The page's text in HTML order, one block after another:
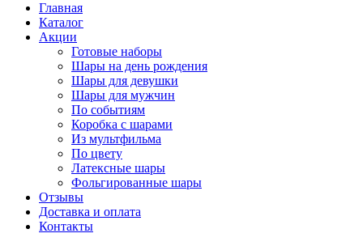
Главная
Каталог
Акции
Готовые наборы
Шары на день рождения
Шары для девушки
Шары для мужчин
По событиям
Коробка с шарами
Из мультфильма
По цвету
Латексные шары
Фольгированные шары
Отзывы
Доставка и оплата
Контакты